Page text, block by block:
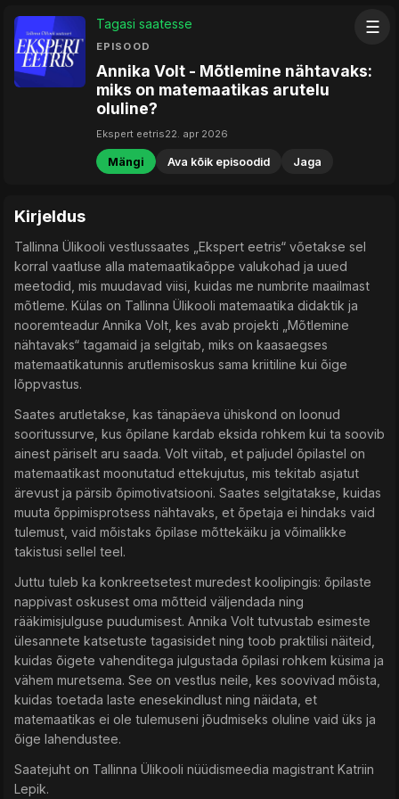
☰
Tagasi saatesse
EPISOOD
Annika Volt - Mõtlemine nähtavaks:
miks on matemaatikas arutelu
oluline?
Ekspert eetris22. apr 2026
Mängi Ava kõik episoodid Jaga
Kirjeldus
Tallinna Ülikooli vestlussaates „Ekspert eetris“ võetakse sel
korral vaatluse alla matemaatikaõppe valukohad ja uued
meetodid, mis muudavad viisi, kuidas me numbrite maailmast
mõtleme. Külas on Tallinna Ülikooli matemaatika didaktik ja
nooremteadur Annika Volt, kes avab projekti „Mõtlemine
nähtavaks“ tagamaid ja selgitab, miks on kaasaegses
matemaatikatunnis arutlemisoskus sama kriitiline kui õige
lõppvastus.
Saates arutletakse, kas tänapäeva ühiskond on loonud
sooritussurve, kus õpilane kardab eksida rohkem kui ta soovib
ainest päriselt aru saada. Volt viitab, et paljudel õpilastel on
matemaatikast moonutatud ettekujutus, mis tekitab asjatut
ärevust ja pärsib õpimotivatsiooni. Saates selgitatakse, kuidas
muuta õppimisprotsess nähtavaks, et õpetaja ei hindaks vaid
tulemust, vaid mõistaks õpilase mõttekäiku ja võimalikke
takistusi sellel teel.
Juttu tuleb ka konkreetsetest muredest koolipingis: õpilaste
nappivast oskusest oma mõtteid väljendada ning
rääkimisjulguse puudumisest. Annika Volt tutvustab esimeste
ülesannete katsetuste tagasisidet ning toob praktilisi näiteid,
kuidas õigete vahenditega julgustada õpilasi rohkem küsima ja
vähem muretsema. See on vestlus neile, kes soovivad mõista,
kuidas toetada laste enesekindlust ning näidata, et
matemaatikas ei ole tulemuseni jõudmiseks oluline vaid üks ja
õige lahendustee.
Saatejuht on Tallinna Ülikooli nüüdismeedia magistrant Katriin
Lepik.